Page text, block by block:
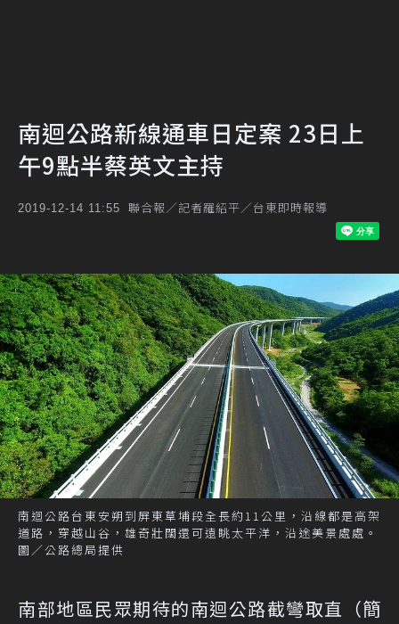
南迴公路新線通車日定案 23日上
午9點半蔡英文主持
2019-12-14 11:55 聯合報／記者羅紹平／台東即時報導
南迴公路台東安朔到屏東草埔段全長約11公里，沿線都是高架
道路，穿越山谷，雄奇壯闊還可遠眺太平洋，沿途美景處處。
圖／公路總局提供
南部地區民眾期待的南迴公路截彎取直（簡